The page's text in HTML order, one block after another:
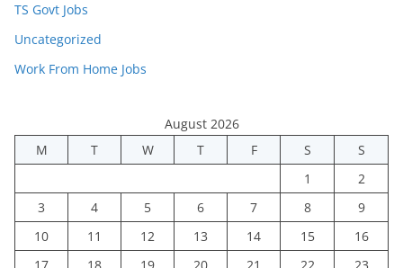
TS Govt Jobs
Uncategorized
Work From Home Jobs
August 2026
M
T W T F S
S
1
2
3
4 5 6 7 8
9
10
11 12 13 14 15
16